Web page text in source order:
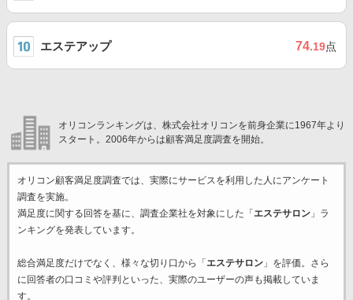
エステアップ 74.19点
オリコンランキングは、株式会社オリコンを前身企業に1967年より
スタート。2006年からは顧客満足度調査を開始。
オリコン顧客満足度調査では、実際にサービスを利用した 人にアンケート
調査を実施。
満足度に関する回答を基に、調査企業社を対象にした「 エステサロン」ラ
ンキングを発表しています。
総合満足度だけでなく、様々な切り口から「 エステサロン」を評価。さら
に回答者の口コミや評判といった、実際のユーザーの声も掲載していま
す。